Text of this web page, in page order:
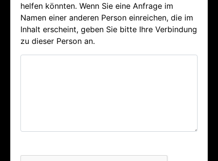
helfen könnten. Wenn Sie eine Anfrage im
Namen einer anderen Person einreichen, die im
Inhalt erscheint, geben Sie bitte Ihre Verbindung
zu dieser Person an.